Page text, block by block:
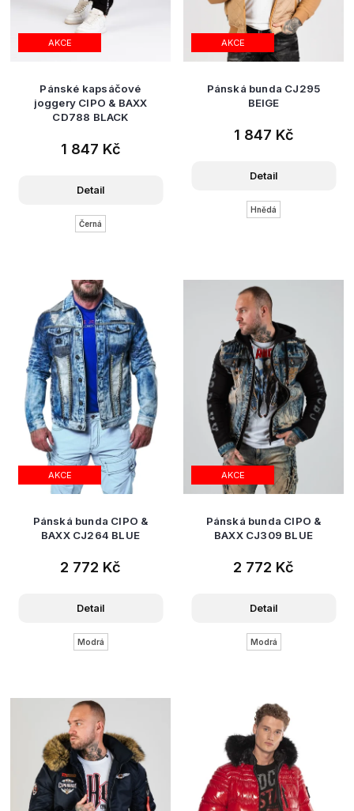
AKCE
Pánské kapsáčové
joggery CIPO & BAXX
CD788 BLACK
1 847 Kč
Detail
Černá
AKCE
Pánská bunda CJ295
BEIGE
1 847 Kč
Detail
Hnědá
AKCE
Pánská bunda CIPO &
BAXX CJ264 BLUE
2 772 Kč
Detail
Modrá
AKCE
Pánská bunda CIPO &
BAXX CJ309 BLUE
2 772 Kč
Detail
Modrá